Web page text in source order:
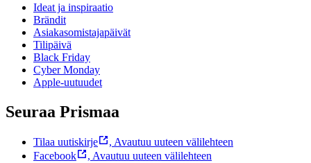
Ideat ja inspiraatio
Brändit
Asiakasomistajapäivät
Tilipäivä
Black Friday
Cyber Monday
Apple-uutuudet
Seuraa Prismaa
Tilaa uutiskirje , Avautuu uuteen välilehteen
Facebook
, Avautuu uuteen välilehteen